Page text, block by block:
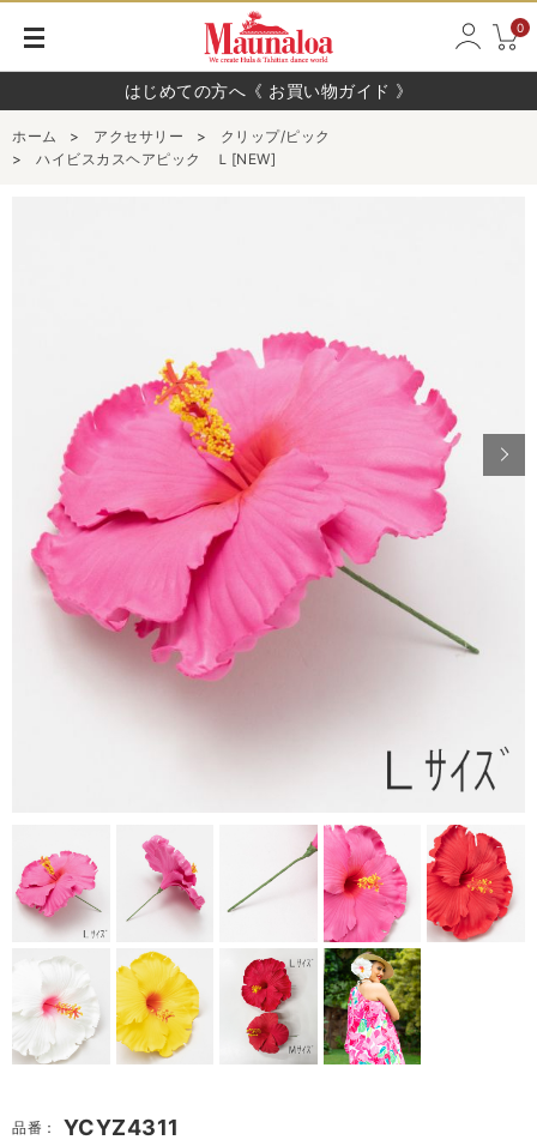
0
はじめての方へ《 お買い物ガイド 》
ホーム > アクセサリー >
クリップ/ピック
>
ハイビスカスヘアピック Ｌ[NEW]
品番：
YCYZ4311